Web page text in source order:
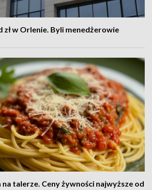
zł w Orlenie. Byli menedżerowie
talerze. Ceny żywności najwyższe od